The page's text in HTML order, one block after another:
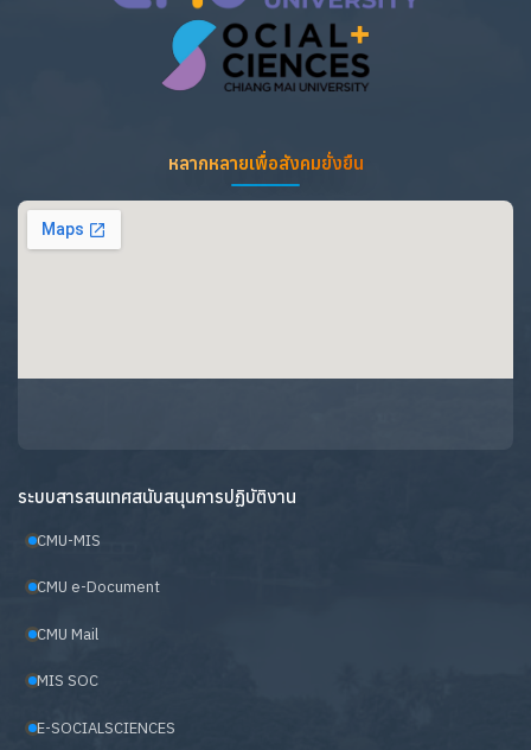
หลากหลายเพื่อสังคมยั่งยืน
ระบบสารสนเทศสนับสนุนการปฏิบัติงาน
CMU-MIS
CMU e-Document
CMU Mail
MIS SOC
E-SOCIALSCIENCES